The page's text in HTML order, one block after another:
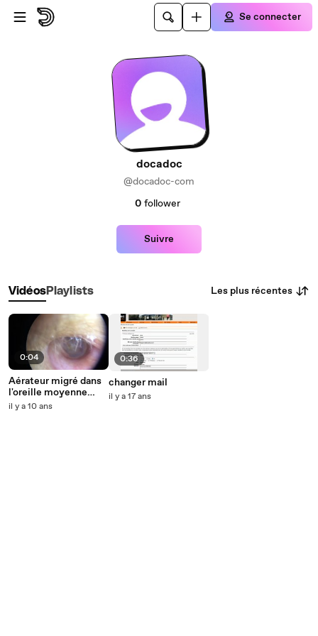
Passer au contenu principal
Se connecter
docadoc
@docadoc-com
0 follower
Suivre
VidéosPlaylists Les plus récentes
0:04
Aérateur migré dans
l'oreille moyenne
droite
il y a 10 ans
0:36
changer mail
il y a 17 ans